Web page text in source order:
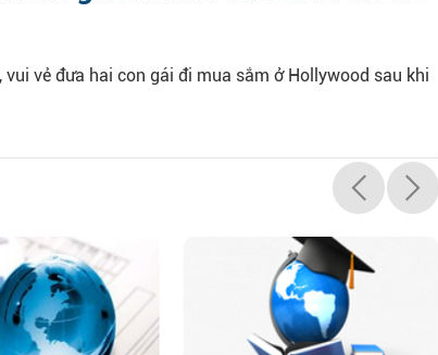
vẻ đưa hai con gái đi mua sắm ở Hollywood sau khi